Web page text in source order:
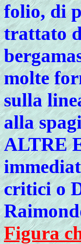
folio, di
trattato
molte
sulla
alla
ALTRE
critici o
Figura